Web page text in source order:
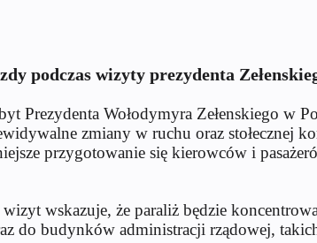
podczas wizyty prezydenta
Prezydenta Wołodymyra Zełenskiego w
zmiany w ruchu oraz stołecznej
przygotowanie się kierowców i
wskazuje, że paraliż będzie
do budynków administracji rządowej,